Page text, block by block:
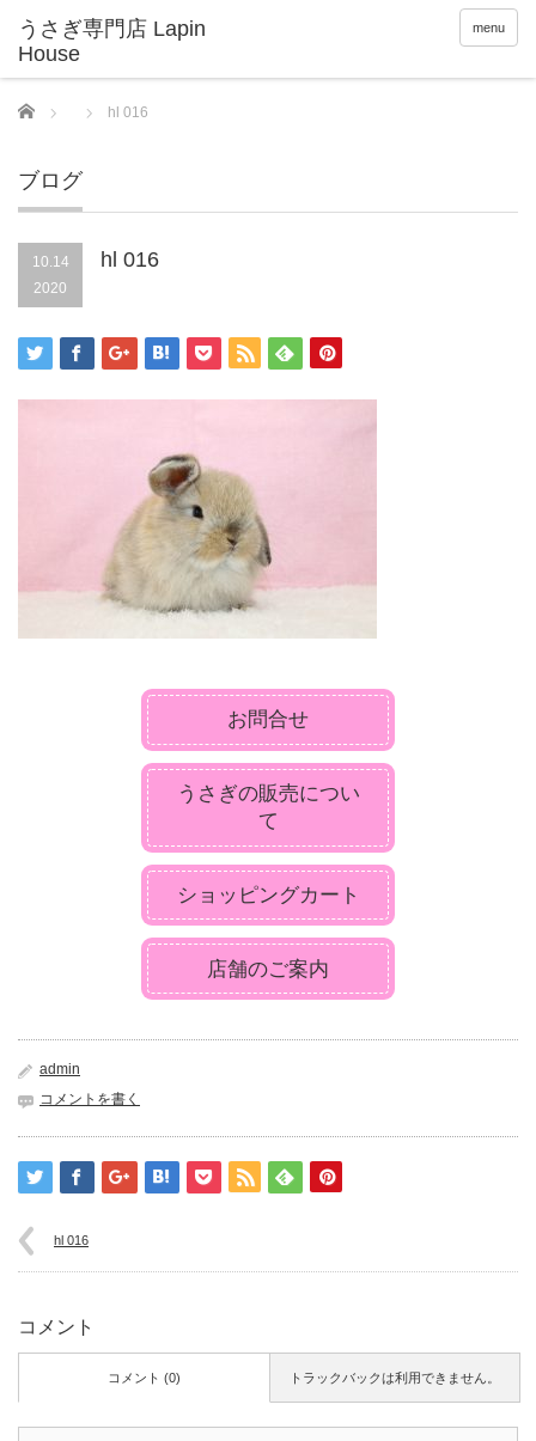
menu
Home hl 016
ブログ
10.14
2020
hl 016
お問合せ
うさぎの販売につい
て
ショッピングカート
店舗のご案内
admin
コメントを書く
hl 016
コメント
トラックバックは利用できません。
コメント (0)